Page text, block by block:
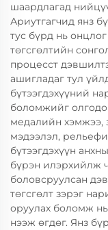
шаардлагад
Ариутгагчид янз
тус бүрд нь
төгсгөлтийн
процесст
ашигладаг тул
бүтээгдэхүүний
боломжийг
медалийн хэмжээ,
мэдээлэл,
бүтээгдэхүүн
бүрэн илэрхийлж
боловсруулсан
төгсгөлт зэрэг
оруулах боломж
нээж өгдөг. Янз